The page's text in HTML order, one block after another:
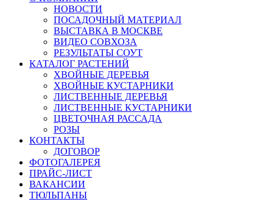
НОВОСТИ
ПОСАДОЧНЫЙ МАТЕРИАЛ
ВЫСТАВКА В МОСКВЕ
ВИДЕО СОВХОЗА
РЕЗУЛЬТАТЫ СОУТ
КАТАЛОГ РАСТЕНИЙ
ХВОЙНЫЕ ДЕРЕВЬЯ
ХВОЙНЫЕ КУСТАРНИКИ
ЛИСТВЕННЫЕ ДЕРЕВЬЯ
ЛИСТВЕННЫЕ КУСТАРНИКИ
ЦВЕТОЧНАЯ РАССАДА
РОЗЫ
КОНТАКТЫ
ДОГОВОР
ФОТОГАЛЕРЕЯ
ПРАЙС-ЛИСТ
ВАКАНСИИ
ТЮЛЬПАНЫ